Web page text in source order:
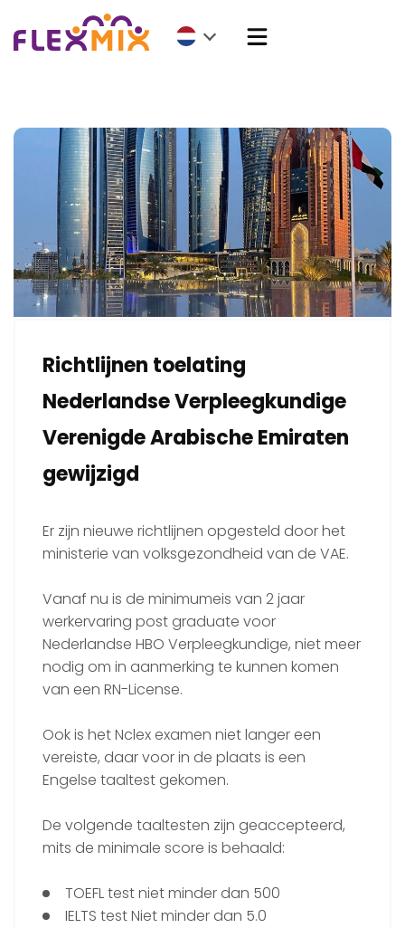
Richtlijnen toelating
Nederlandse Verpleegkundige
Verenigde Arabische Emiraten
gewijzigd
Er zijn nieuwe richtlijnen opgesteld door het
ministerie van volksgezondheid van de VAE.
Vanaf nu is de minimumeis van 2 jaar
werkervaring post graduate voor
Nederlandse HBO Verpleegkundige, niet meer
nodig om in aanmerking te kunnen komen
van een RN-License.
Ook is het Nclex examen niet langer een
vereiste, daar voor in de plaats is een
Engelse taaltest gekomen.
De volgende taaltesten zijn geaccepteerd,
mits de minimale score is behaald:
TOEFL test niet minder dan 500
IELTS test Niet minder dan 5.0